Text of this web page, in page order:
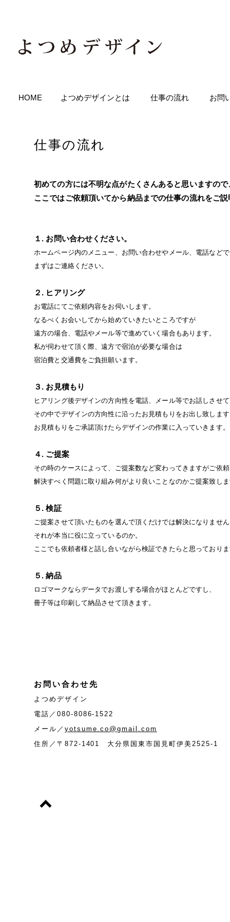
HOME よつめデザインとは 仕事の流れ お問
仕事の流れ
初めての方には不明な点がたくさんあると思いますので
ここではご依頼頂いてから納品までの仕事の流れをご
１. お問い合わせください。
ホームページ内のメニュー、お問い合わせやメール、電話などで
まずはご連絡ください。
２. ヒアリング
お電話にてご依頼内容をお伺いします。
なるべくお会いしてから始めていきたいところですが
遠方の場合、電話やメール等で進めていく場合もあります。
私が伺わせて頂く際、遠方で宿泊が必要な場合は
宿泊費と交通費をご負担願います。
３. お見積もり
ヒアリング後デザインの方向性を電話、メール等でお話しさせ
その中でデザインの方向性に沿ったお見積もりをお出し致しま
お見積もりをご承諾頂けたらデザインの作業に入っていきます。
４. ご提案
その時のケースによって、ご提案数など変わってきますがご依
解決すべく問題に取り組み何がより良いことなのかご提案致し
５. 検証
ご提案させて頂いたものを選んで頂くだけでは解決になりませ
それが本当に役に立っているのか。
ここでも依頼者様と話し合いながら検証できたらと思っており
５. 納品
ロゴマークならデータでお渡しする場合がほとんどですし、
冊子等は印刷して納品させて頂きます。
お問い合わせ先
よつめデザイン
電話／080-8086-1522
メール／ yotsume.co@gmail.com
住所／〒872-1401 大分県国東市国見町伊美2525-1